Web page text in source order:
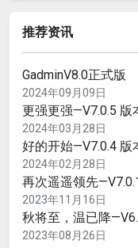
推荐资讯
GadminV8.0正式版
2024年09月09日
更强更强—V7.0.5 版
2024年03月28日
好的开始—V7.0.4 版
2024年02月28日
再次遥遥领先
2023年11月16日
秋将至，温已降
2023年08月26日